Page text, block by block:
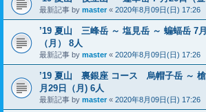
最新記事 by master « 2020年8月09日(日) 17:26
’19 夏山 三峰岳 ～ 塩見岳 ～ 蝙蝠岳 7
（月） 8人
最新記事 by master« 2020年8月09日(日) 17:26
’19 夏山 裏銀座 コース 烏帽子岳 ～ 槍
月29日（月) 6人
最新記事 by master « 2020年8月09日(日) 17:26